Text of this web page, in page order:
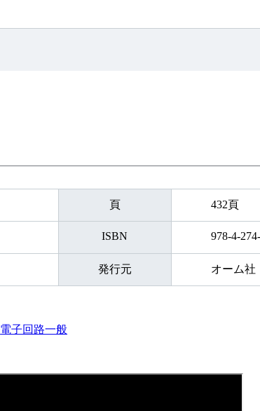
頁 432頁
ISBN 978-4-
発行元 オーム社
電子回路一般